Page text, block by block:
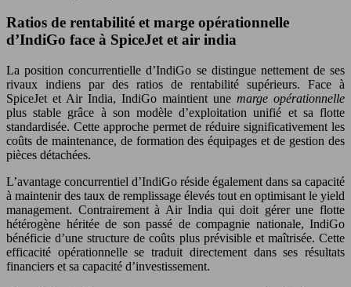
Ratios de rentabilité et marge opérationnelle
d’IndiGo face à SpiceJet et air india
La position concurrentielle d’IndiGo se distingue nettement de ses
rivaux indiens par des ratios de rentabilité supérieurs. Face à
SpiceJet et Air India, IndiGo maintient une marge opérationnelle
plus stable grâce à son modèle d’exploitation unifié et sa flotte
standardisée. Cette approche permet de réduire significativement les
coûts de maintenance, de formation des équipages et de gestion des
pièces détachées.
L’avantage concurrentiel d’IndiGo réside également dans sa capacité
à maintenir des taux de remplissage élevés tout en optimisant le yield
management. Contrairement à Air India qui doit gérer une flotte
hétérogène héritée de son passé de compagnie nationale, IndiGo
bénéficie d’une structure de coûts plus prévisible et maîtrisée. Cette
efficacité opérationnelle se traduit directement dans ses résultats
financiers et sa capacité d’investissement.